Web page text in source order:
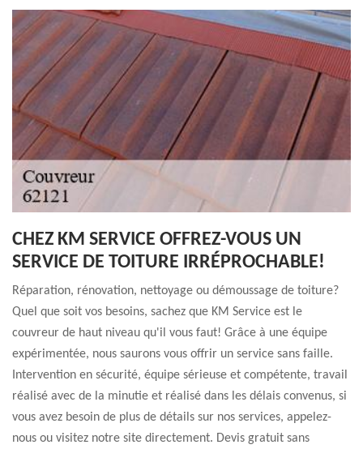
CHEZ KM SERVICE OFFREZ-VOUS UN
SERVICE DE TOITURE IRRÉPROCHABLE!
Réparation, rénovation, nettoyage ou démoussage de toiture?
Quel que soit vos besoins, sachez que KM Service est le
couvreur de haut niveau qu'il vous faut! Grâce à une équipe
expérimentée, nous saurons vous offrir un service sans faille.
Intervention en sécurité, équipe sérieuse et compétente, travail
réalisé avec de la minutie et réalisé dans les délais convenus, si
vous avez besoin de plus de détails sur nos services, appelez-
nous ou visitez notre site directement. Devis gratuit sans